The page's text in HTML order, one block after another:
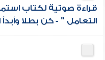
قراءة صوتية لكتاب
التعامل " - كن بطلا